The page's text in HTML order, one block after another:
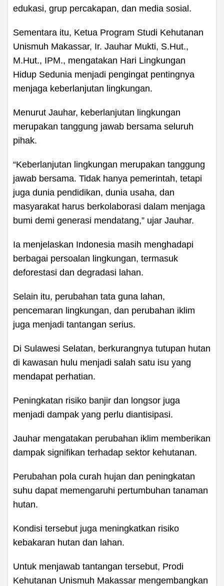
edukasi, grup percakapan, dan media sosial.
Sementara itu, Ketua Program Studi Kehutanan
Unismuh Makassar, Ir. Jauhar Mukti, S.Hut.,
M.Hut., IPM., mengatakan Hari Lingkungan
Hidup Sedunia menjadi pengingat pentingnya
menjaga keberlanjutan lingkungan.
Menurut Jauhar, keberlanjutan lingkungan
merupakan tanggung jawab bersama seluruh
pihak.
“Keberlanjutan lingkungan merupakan tanggung
jawab bersama. Tidak hanya pemerintah, tetapi
juga dunia pendidikan, dunia usaha, dan
masyarakat harus berkolaborasi dalam menjaga
bumi demi generasi mendatang,” ujar Jauhar.
Ia menjelaskan Indonesia masih menghadapi
berbagai persoalan lingkungan, termasuk
deforestasi dan degradasi lahan.
Selain itu, perubahan tata guna lahan,
pencemaran lingkungan, dan perubahan iklim
juga menjadi tantangan serius.
Di Sulawesi Selatan, berkurangnya tutupan hutan
di kawasan hulu menjadi salah satu isu yang
mendapat perhatian.
Peningkatan risiko banjir dan longsor juga
menjadi dampak yang perlu diantisipasi.
Jauhar mengatakan perubahan iklim memberikan
dampak signifikan terhadap sektor kehutanan.
Perubahan pola curah hujan dan peningkatan
suhu dapat memengaruhi pertumbuhan tanaman
hutan.
Kondisi tersebut juga meningkatkan risiko
kebakaran hutan dan lahan.
Untuk menjawab tantangan tersebut, Prodi
Kehutanan Unismuh Makassar mengembangkan